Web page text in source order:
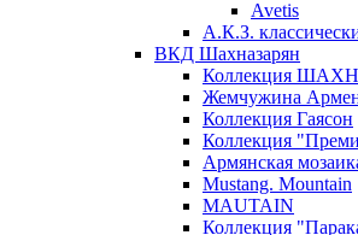
Avetis
А.К.З.
ВКД Шахназарян
Коллекция
Жемчужина
Коллекция Гаясон
Коллекция
Армянская
Mustang. Mountain
MAUTAIN
Коллекция